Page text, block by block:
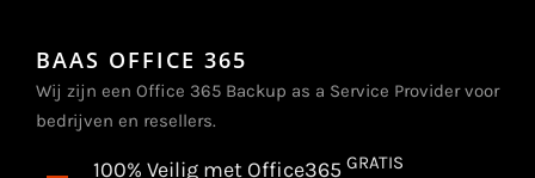
BAAS OFFICE 365
Wij zijn een Office 365 Backup as a Service Provider voor
bedrijven en resellers.
100% Veilig met Office365 GRATIS